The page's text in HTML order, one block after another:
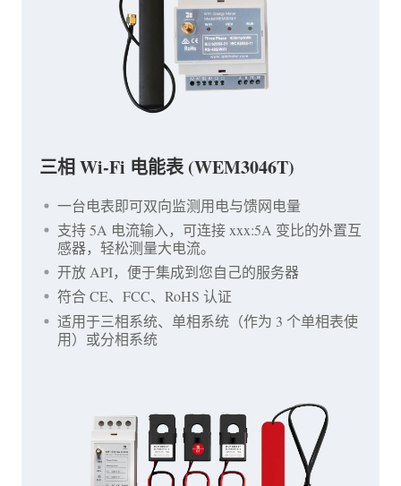
三相 Wi-Fi 电能表 (WEM3046T)
一台电表即可双向监测用电与馈网电量
支持 5A 电流输入，可连接 xxx:5A 变比的外置互
感器，轻松测量大电流。
开放 API，便于集成到您自己的服务器
符合 CE、FCC、RoHS 认证
适用于三相系统、单相系统（作为 3 个单相表使
用）或分相系统